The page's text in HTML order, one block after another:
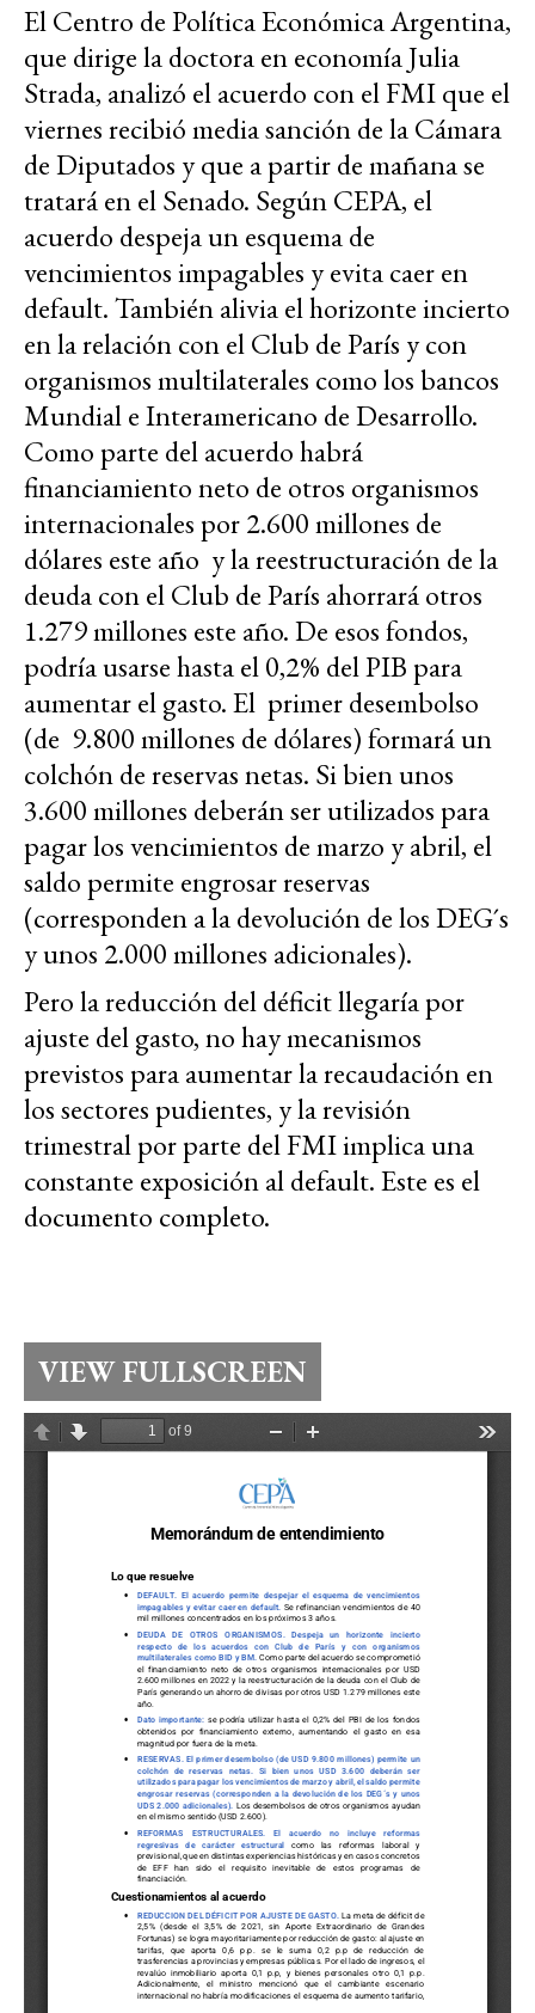
El Centro de Política Económica Argentina,
que dirige la doctora en economía Julia
Strada, analizó el acuerdo con el FMI que el
viernes recibió media sanción de la Cámara
de Diputados y que a partir de mañana se
tratará en el Senado. Según CEPA, el
acuerdo despeja un esquema de
vencimientos impagables y evita caer en
default. También alivia el horizonte incierto
en la relación con el Club de París y con
organismos multilaterales como los bancos
Mundial e Interamericano de Desarrollo.
Como parte del acuerdo habrá
financiamiento neto de otros organismos
internacionales por 2.600 millones de
dólares este año y la reestructuración de la
deuda con el Club de París ahorrará otros
1.279 millones este año. De esos fondos,
podría usarse hasta el 0,2% del PIB para
aumentar el gasto. El primer desembolso
(de 9.800 millones de dólares) formará un
colchón de reservas netas. Si bien unos
3.600 millones deberán ser utilizados para
pagar los vencimientos de marzo y abril, el
saldo permite engrosar reservas
(corresponden a la devolución de los DEG´s
y unos 2.000 millones adicionales).
Pero la reducción del déficit llegaría por
ajuste del gasto, no hay mecanismos
previstos para aumentar la recaudación en
los sectores pudientes, y la revisión
trimestral por parte del FMI implica una
constante exposición al default. Este es el
documento completo.
VIEW FULLSCREEN